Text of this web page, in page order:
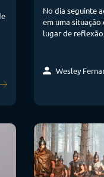
No dia seguinte
em uma situação
lugar de
Wesley